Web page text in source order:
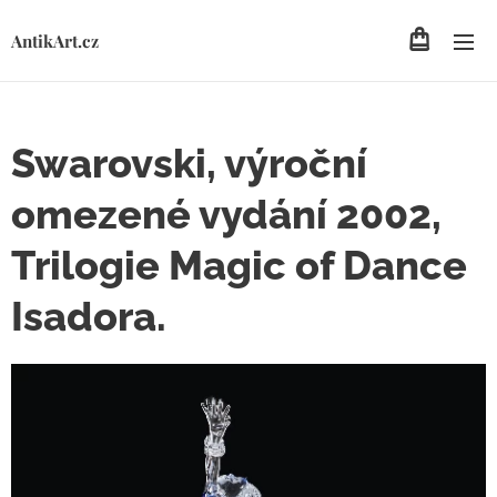
AntikArt.cz
Swarovski, výroční
omezené vydání 2002,
Trilogie Magic of Dance
Isadora.